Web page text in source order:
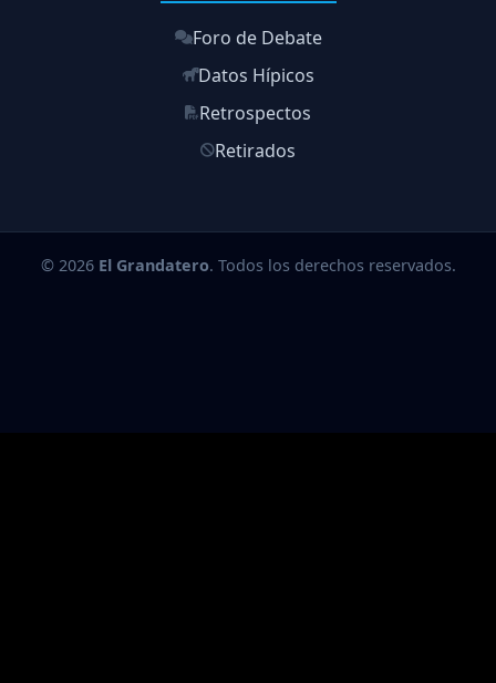
Foro de Debate
Datos Hípicos
Retrospectos
Retirados
© 2026 El Grandatero. Todos los derechos reservados.